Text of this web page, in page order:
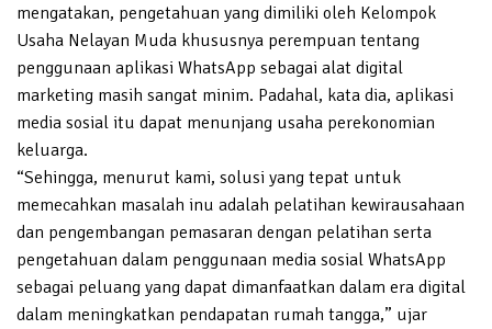
mengatakan, pengetahuan yang dimiliki oleh Kelompok
Usaha Nelayan Muda khususnya perempuan tentang
penggunaan aplikasi WhatsApp sebagai alat digital
marketing masih sangat minim. Padahal, kata dia, aplikasi
media sosial itu dapat menunjang usaha perekonomian
keluarga.
“Sehingga, menurut kami, solusi yang tepat untuk
memecahkan masalah inu adalah pelatihan kewirausahaan
dan pengembangan pemasaran dengan pelatihan serta
pengetahuan dalam penggunaan media sosial WhatsApp
sebagai peluang yang dapat dimanfaatkan dalam era digital
dalam meningkatkan pendapatan rumah tangga,” ujar